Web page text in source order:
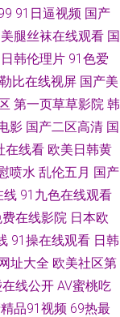
91日逼视频 国产
美腿丝袜在线观看 国
日韩伦理片 91色爱
比在线视屏 国产美
第一页草草影院 韩
影 国产二区高清 国
在线看 欧美日韩黄
喷水 乱伦五月 国产
线 91九色在线观看
费在线影院 日本欧
91操在线观看 日韩
址大全 欧美社区第
在线公开 AV蜜桃吃
品91视频 69热最